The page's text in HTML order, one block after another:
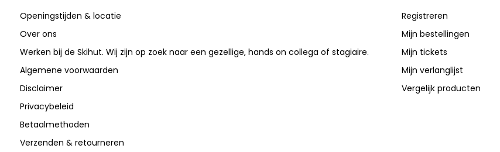
Openingstijden & locatie
Over ons
Werken bij de Skihut. Wij zijn op zoek naar een gezellige, hands on collega of stagiaire.
Algemene voorwaarden
Disclaimer
Privacybeleid
Betaalmethoden
Verzenden & retourneren
Registreren
Mijn bestellingen
Mijn tickets
Mijn verlanglijst
Vergelijk producten